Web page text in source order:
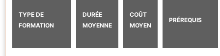
TYPE DE
FORMATION
DURÉE
MOYENNE
COÛT
MOYEN
PRÉREQUIS